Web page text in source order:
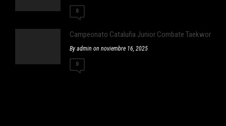
0
Campeonato Cataluña Junior Combate Taekwondo
By admin on noviembre 16, 2025
0